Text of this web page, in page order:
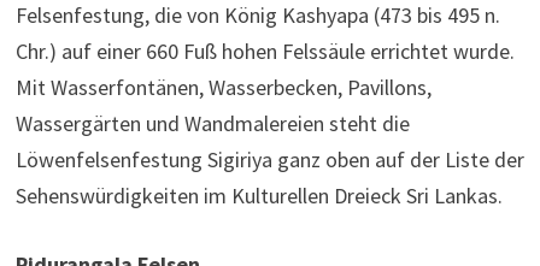
Felsenfestung, die von König Kashyapa (473 bis 495 n.
Chr.) auf einer 660 Fuß hohen Felssäule errichtet wurde.
Mit Wasserfontänen, Wasserbecken, Pavillons,
Wassergärten und Wandmalereien steht die
Löwenfelsenfestung Sigiriya ganz oben auf der Liste der
Sehenswürdigkeiten im Kulturellen Dreieck Sri Lankas.